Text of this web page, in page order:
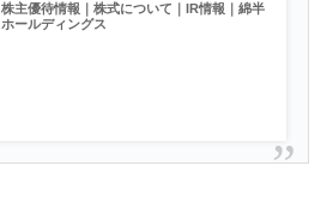
株主優待情報｜株式について｜IR情報｜綿半
ホールディングス